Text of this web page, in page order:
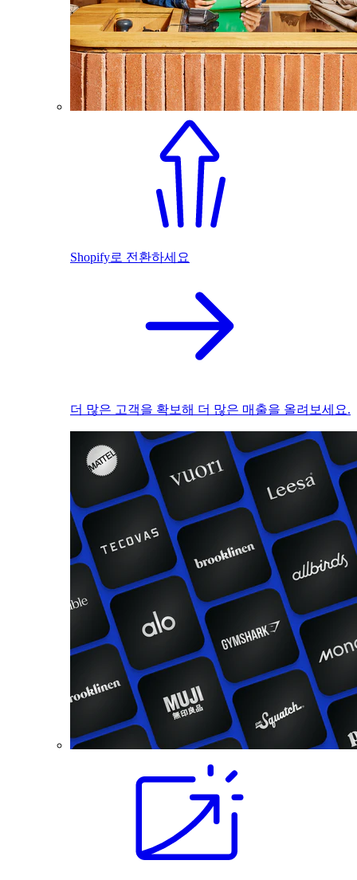
Shopify로 전환하세요
더 많은 고객을 확보해 더 많은 매출을 올려보세요.